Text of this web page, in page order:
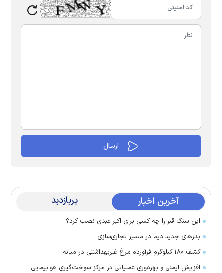
آخرین اخبار پربازدید
این سنگ قبر را چه کسی برای اکبر عبدی نصب کرد؟
بذرهای جدید دیم در مسیر تجاری‌سازی
کشف ۱۸۰ کیلوگرم فرآورده‌ مرغ غیربهداشتی در میانه
افزایش ایمنی و بهره‌وری عملیاتی در مرکز سوخت‌گیری هواپیمایی